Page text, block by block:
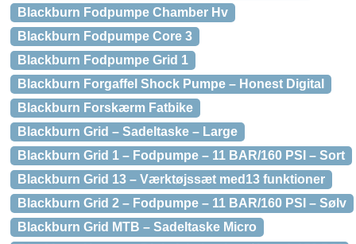
Blackburn Fodpumpe Chamber Hv
Blackburn Fodpumpe Core 3
Blackburn Fodpumpe Grid 1
Blackburn Forgaffel Shock Pumpe – Honest Digital
Blackburn Forskærm Fatbike
Blackburn Grid – Sadeltaske – Large
Blackburn Grid 1 – Fodpumpe – 11 BAR/160 PSI – Sort
Blackburn Grid 13 – Værktøjssæt med13 funktioner
Blackburn Grid 2 – Fodpumpe – 11 BAR/160 PSI – Sølv
Blackburn Grid MTB – Sadeltaske Micro